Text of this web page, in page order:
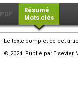
PDF
Résumé
Mots clés
Le texte complet de cet
© 2024 Publié par Elsevier